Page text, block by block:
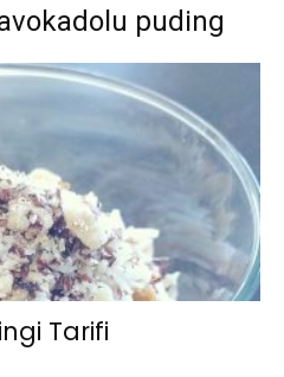
puding
Tarifi